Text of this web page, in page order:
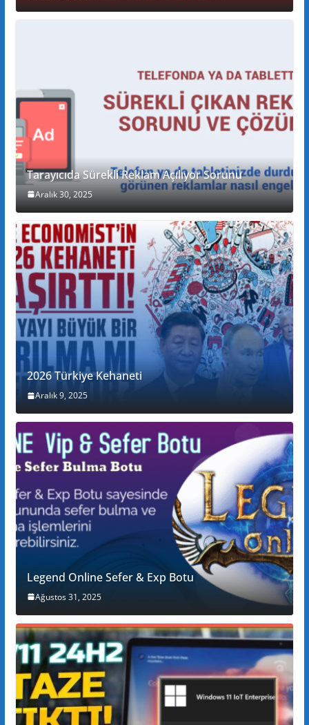
Tarayıcıda Sürekli Reklam Açılıyor Sorunu
Aralık 30, 2025
2026 Türkiye Kehaneti
Aralık 9, 2025
Legend Online Sefer & Exp Botu
Ağustos 31, 2025